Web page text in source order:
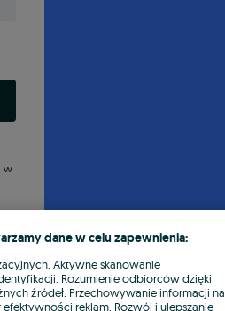
w
dane w celu zapewnienia:
Aktywne skanowanie
Rozumienie odbiorców dzięki
źródeł. Przechowywanie informacji na
reklam. Rozwój i ulepszanie